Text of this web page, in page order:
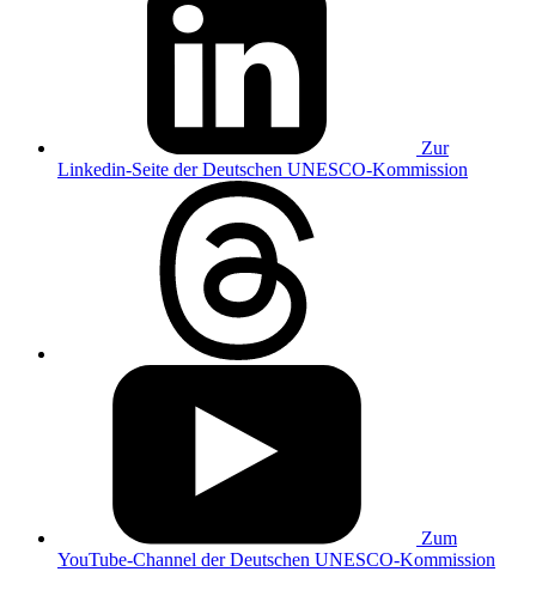
Zur
Linkedin-Seite der Deutschen UNESCO-Kommission
Zum
YouTube-Channel der Deutschen UNESCO-Kommission